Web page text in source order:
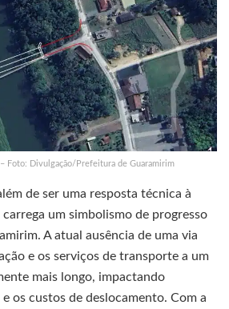
Foto: Divulgação/Prefeitura de Guaramirim
de ser uma resposta técnica à
um simbolismo de progresso
A atual ausência de uma via
e os serviços de transporte a um
mais longo, impactando
os custos de deslocamento. Com a